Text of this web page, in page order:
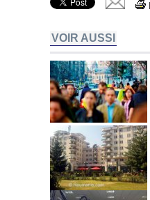
VOIR AUSSI